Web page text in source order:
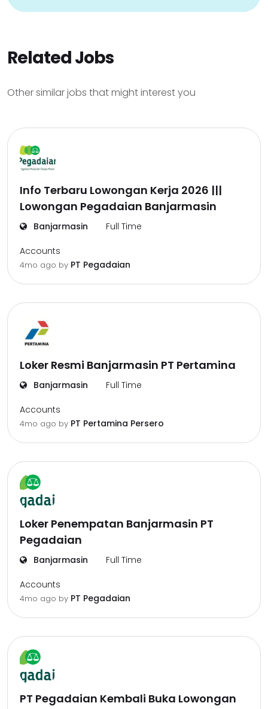
Related Jobs
Other similar jobs that might interest you
Info Terbaru Lowongan Kerja 2026 |||
Lowongan Pegadaian Banjarmasin
Banjarmasin Full Time
Accounts
4mo ago by PT Pegadaian
Loker Resmi Banjarmasin PT Pertamina
Banjarmasin Full Time
Accounts
4mo ago by PT Pertamina Persero
Loker Penempatan Banjarmasin PT
Pegadaian
Banjarmasin Full Time
Accounts
4mo ago by PT Pegadaian
PT Pegadaian Kembali Buka Lowongan